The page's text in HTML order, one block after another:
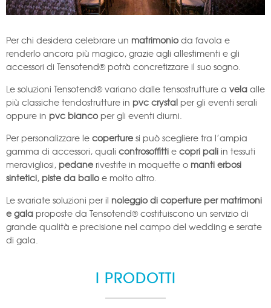
Per chi desidera celebrare un matrimonio da favola e
renderlo ancora più magico, grazie agli allestimenti e gli
accessori di Tensotend® potrà concretizzare il suo sogno.
Le soluzioni Tensotend® variano dalle tensostrutture a vela alle
più classiche tendostrutture in pvc crystal per gli eventi serali
oppure in pvc bianco per gli eventi diurni.
Per personalizzare le coperture si può scegliere tra l’ampia
gamma di accessori, quali controsoffitti e copri pali in tessuti
meravigliosi, pedane rivestite in moquette o manti erbosi
sintetici, piste da ballo e molto altro.
Le svariate soluzioni per il noleggio di coperture per matrimoni
e gala proposte da Tensotend® costituiscono un servizio di
grande qualità e precisione nel campo del wedding e serate
di gala.
I PRODOTTI